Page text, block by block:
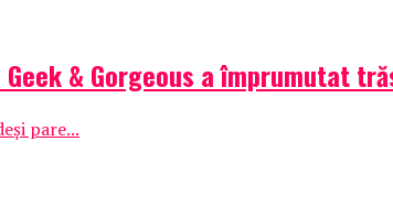
& Gorgeous a împrumutat
pare...